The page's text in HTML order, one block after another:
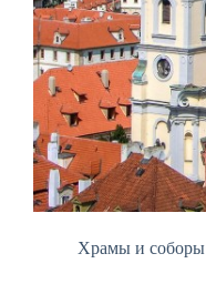
Храмы и соборы